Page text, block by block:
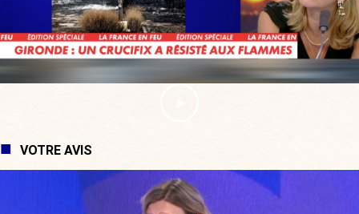
VOTRE AVIS